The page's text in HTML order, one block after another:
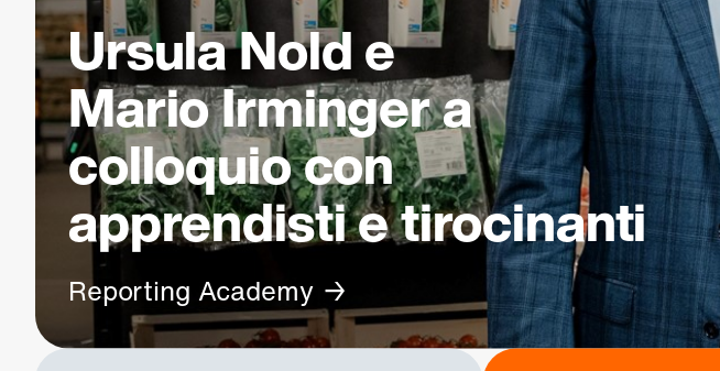
Ursula Nold e
Mario Irminger a
colloquio con
apprendisti e tirocinanti
Reporting Academy